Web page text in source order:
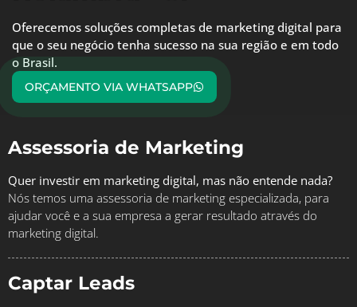
Oferecemos soluções completas de marketing digital para
que o seu negócio tenha sucesso na sua região e em todo
o Brasil.
ORÇAMENTO VIA WHATSAPP
Assessoria de Marketing
Quer investir em marketing digital, mas não entende nada?
Nós temos uma assessoria de marketing especializada, para
ajudar você e a sua empresa a gerar resultado através do
marketing digital.
Captar Leads